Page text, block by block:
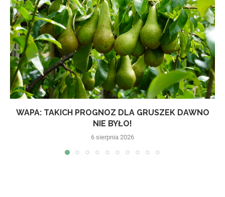
WAPA: TAKICH PROGNOZ DLA GRUSZEK DAWNO
NIE BYŁO!
6 sierpnia 2026